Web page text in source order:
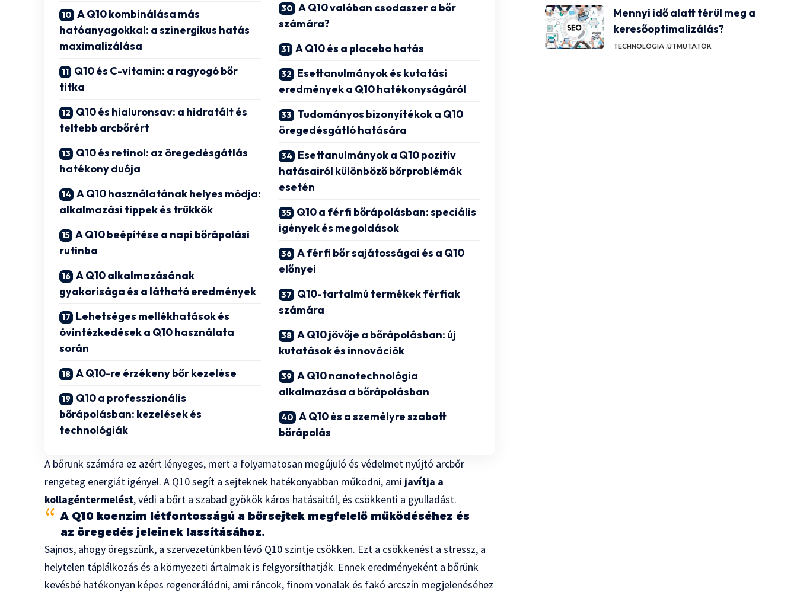
A Q10 kombinálása más
hatóanyagokkal: a szinergikus hatás
maximalizálása
Q10 és C-vitamin: a ragyogó bőr
titka
Q10 és hialuronsav: a hidratált és
teltebb arcbőrért
Q10 és retinol: az öregedésgátlás
hatékony duója
A Q10 használatának helyes módja:
alkalmazási tippek és trükkök
A Q10 beépítése a napi bőrápolási
rutinba
A Q10 alkalmazásának
gyakorisága és a látható eredmények
Lehetséges mellékhatások és
óvintézkedések a Q10 használata
során
A Q10-re érzékeny bőr kezelése
Q10 a professzionális
bőrápolásban: kezelések és
technológiák
A Q10 valóban csodaszer a bőr
számára?
A Q10 és a placebo hatás
Esettanulmányok és kutatási
eredmények a Q10 hatékonyságáról
Tudományos bizonyítékok a Q10
öregedésgátló hatására
Esettanulmányok a Q10 pozitív
hatásairól különböző bőrproblémák
esetén
Q10 a férfi bőrápolásban: speciális
igények és megoldások
A férfi bőr sajátosságai és a Q10
előnyei
Q10-tartalmú termékek férfiak
számára
A Q10 jövője a bőrápolásban: új
kutatások és innovációk
A Q10 nanotechnológia
alkalmazása a bőrápolásban
A Q10 és a személyre szabott
bőrápolás
A bőrünk számára ez azért lényeges, mert a folyamatosan megújuló és védelmet nyújtó arcbőr
rengeteg energiát igényel. A Q10 segít a sejteknek hatékonyabban működni, ami javítja a
kollagéntermelést, védi a bőrt a szabad gyökök káros hatásaitól, és csökkenti a gyulladást.
A Q10 koenzim létfontosságú a bőrsejtek megfelelő működéséhez és
az öregedés jeleinek lassításához.
Sajnos, ahogy öregszünk, a szervezetünkben lévő Q10 szintje csökken. Ezt a csökkenést a stressz, a
helytelen táplálkozás és a környezeti ártalmak is felgyorsíthatják. Ennek eredményeként a bőrünk
kevésbé hatékonyan képes regenerálódni, ami ráncok, finom vonalak és fakó arcszín megjelenéséhez
Mennyi idő alatt térül meg a
keresőoptimalizálás?
TECHNOLÓGIA ÚTMUTATÓK